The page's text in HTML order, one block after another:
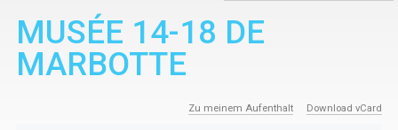
MUSÉE 14-18 DE
MARBOTTE
Zu meinem Aufenthalt Download vCard